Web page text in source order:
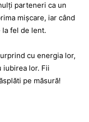
parteneri ca un
mişcare, iar când
fel de lent.
cu energia lor,
iubirea lor. Fii
pe măsură!